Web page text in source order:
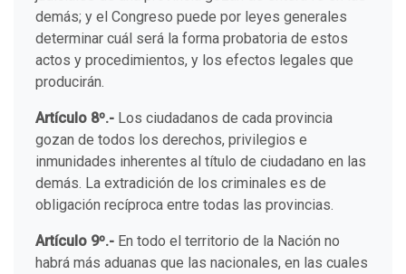
demás; y el Congreso puede por leyes generales
determinar cuál será la forma probatoria de estos
actos y procedimientos, y los efectos legales que
producirán.
Artículo 8º.- Los ciudadanos de cada provincia
gozan de todos los derechos, privilegios e
inmunidades inherentes al título de ciudadano en las
demás. La extradición de los criminales es de
obligación recíproca entre todas las provincias.
Artículo 9º.- En todo el territorio de la Nación no
habrá más aduanas que las nacionales, en las cuales